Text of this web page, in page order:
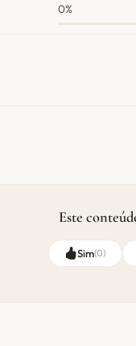
0%
Este
Sim(0)